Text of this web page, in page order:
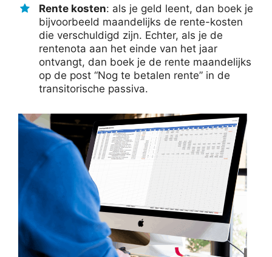
Rente kosten: als je geld leent, dan boek je
bijvoorbeeld maandelijks de rente-kosten
die verschuldigd zijn. Echter, als je de
rentenota aan het einde van het jaar
ontvangt, dan boek je de rente maandelijks
op de post “Nog te betalen rente” in de
transitorische passiva.